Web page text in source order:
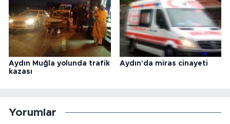
Aydın Muğla yolunda trafik
kazası
Aydın'da miras cinayeti
Yorumlar